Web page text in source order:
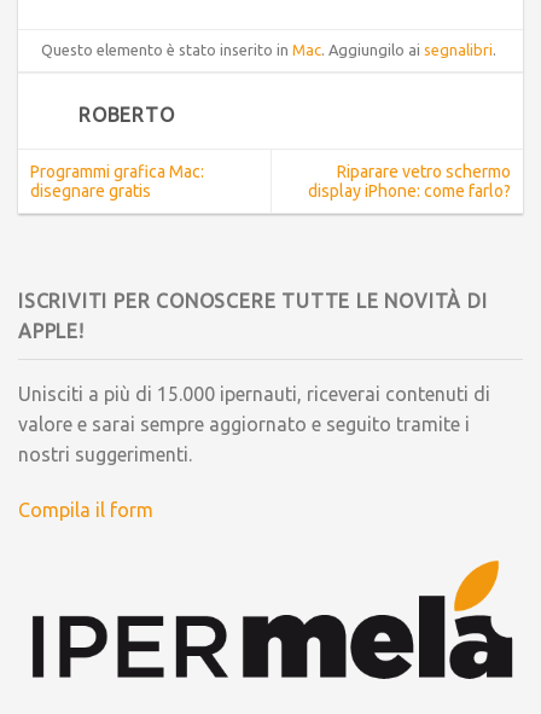
Questo elemento è stato inserito inMac. Aggiungilo aisegnalibri.
ROBERTO
Programmi grafica Mac:
disegnare gratis
Riparare vetro schermo
display iPhone: come farlo?
ISCRIVITI PER CONOSCERE TUTTE LE NOVITÀ DI
APPLE!
Unisciti a più di 15.000 ipernauti, riceverai contenuti di
valore e sarai sempre aggiornato e seguito tramite i
nostri suggerimenti.
Compila il form